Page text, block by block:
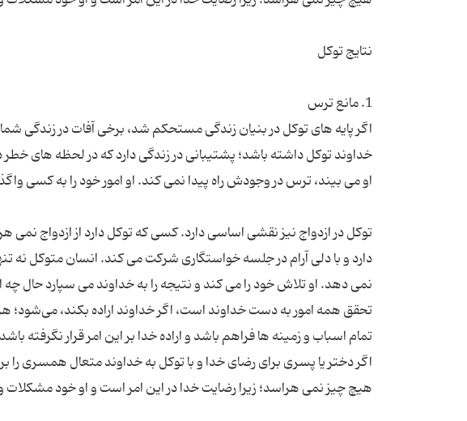
اگر پایه های توکل در بنیان زندگی مستحکم شد، برخی آفات در زندگی
خداوند توکل داشته باشد؛ پشتیبانی در زندگی دارد که در لحظه های
توکل در ازدواج نیز نقشی اساسی دارد. کسی که توکل دارد از ازدواج نمی
دارد و با دلی آرام در جلسه خواستگاری شرکت می کند. انسان متوکل نه
نمی دهد. او تلاش خود را می کند و نتیجه را به خداوند می سپارد حال
تحقق همه امور به دست خداوند است، اگر خداوند اراده بکند، می‌شود؛ هر
اگر دختر یا پسری برای رضای خدا و با توکل به خداوند متعال همسری را